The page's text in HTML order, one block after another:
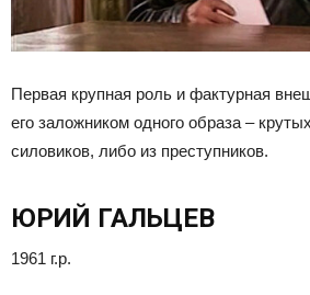
Первая крупная роль и фактурная
его заложником одного образа –
силовиков, либо из преступников.
ЮРИЙ ГАЛЬЦЕВ
1961 г.р.